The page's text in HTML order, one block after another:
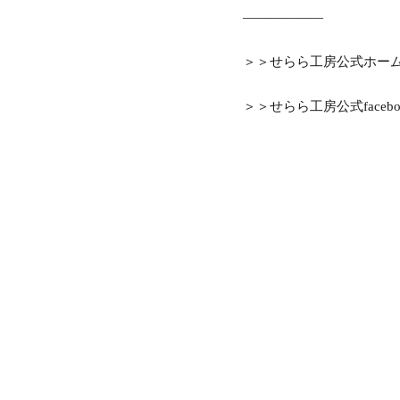
——————
＞＞せらら工房公式ホー
＞＞せらら工房公式